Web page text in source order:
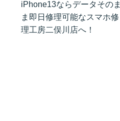
iPhone13ならデータそのま
ま即日修理可能なスマホ修
理工房二俣川店へ！